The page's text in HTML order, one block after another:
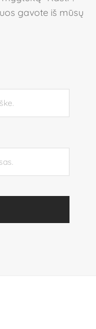
gavote iš mūsų